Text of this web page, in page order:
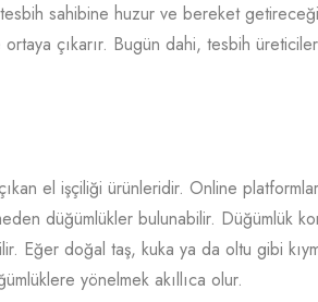
sahibine huzur ve bereket
çıkarır. Bugün dahi, tesbih
el işçiliği ürünleridir. Online
düğümlükler bulunabilir. Düğümlük
Eğer doğal taş, kuka ya da oltu gibi
yönelmek akıllıca olur.